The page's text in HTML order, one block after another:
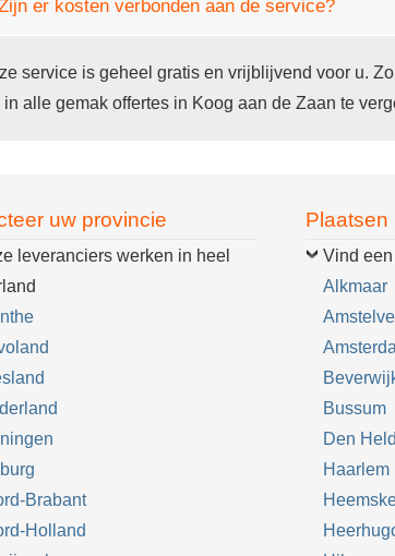
er kosten verbonden aan de service?
service is geheel gratis en vrijblijvend voor u.
in alle gemak offertes in Koog aan de Zaan te
uw provincie
leveranciers werken in heel
Brabant
Holland
Plaatsen
Vind
Alkmaar
Bussum
Den
Haarlem